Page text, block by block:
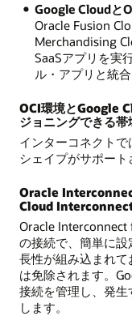
Google Cloudと
Oracle Fusion
Merchandising
SaaSアプリを実
ル・アプリと統合
OCI環境とGoogle
ジョニングできる帯
インターコネクト
シェイプがサポート
Oracle
Cloud Interconnect
Oracle Interconnect
の接続で、簡単に
長性が組み込まれ
は免除されます。
接続を管理し、発
します。